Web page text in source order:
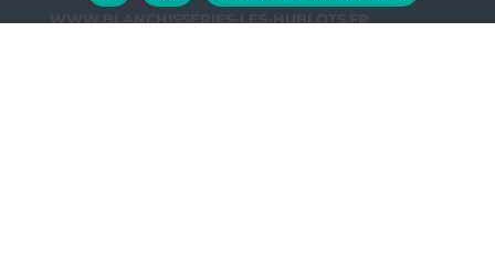
WWW.BLANCHISSERIES-LES-HUBLOTS.FR